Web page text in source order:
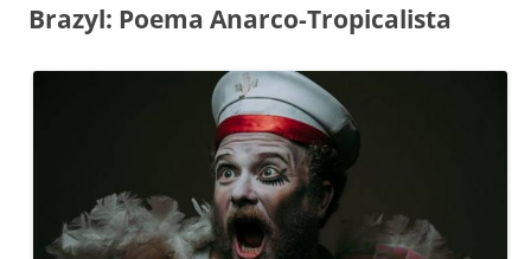
Brazyl: Poema Anarco-Tropicalista